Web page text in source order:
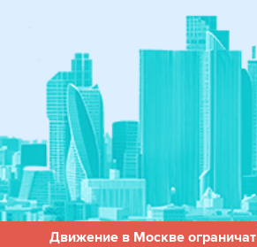
Движение в Москве ограничат